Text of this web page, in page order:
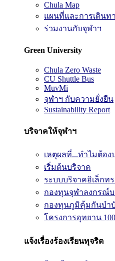
Chula Map
แผนที่และการเดินท
ร่วมงานกับจุฬาฯ
Green University
Chula Zero Waste
CU Shuttle Bus
MuvMi
จุฬาฯ กับความยั่งยืน
Sustainability Report
บริจาคให้จุฬาฯ
เหตุผลที่...ทำไมต้อง
เริ่มต้นบริจาค
ระบบบริจาคอิเล็กท
กองทุนจุฬาลงกรณ์
กองทุนภูมิคุ้มกันบำบั
โครงการอุทยาน
แจ้งเรื่องร้องเรียนทุจริต